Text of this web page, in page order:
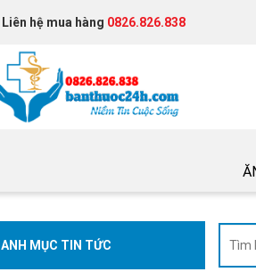
Liên hệ mua hàng 0826.826.838
MỤC TIN TỨC